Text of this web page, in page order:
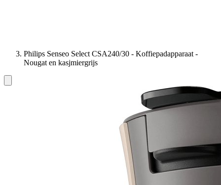
Philips Senseo Select CSA240/30 - Koffiepadapparaat -
Nougat en kasjmiergrijs